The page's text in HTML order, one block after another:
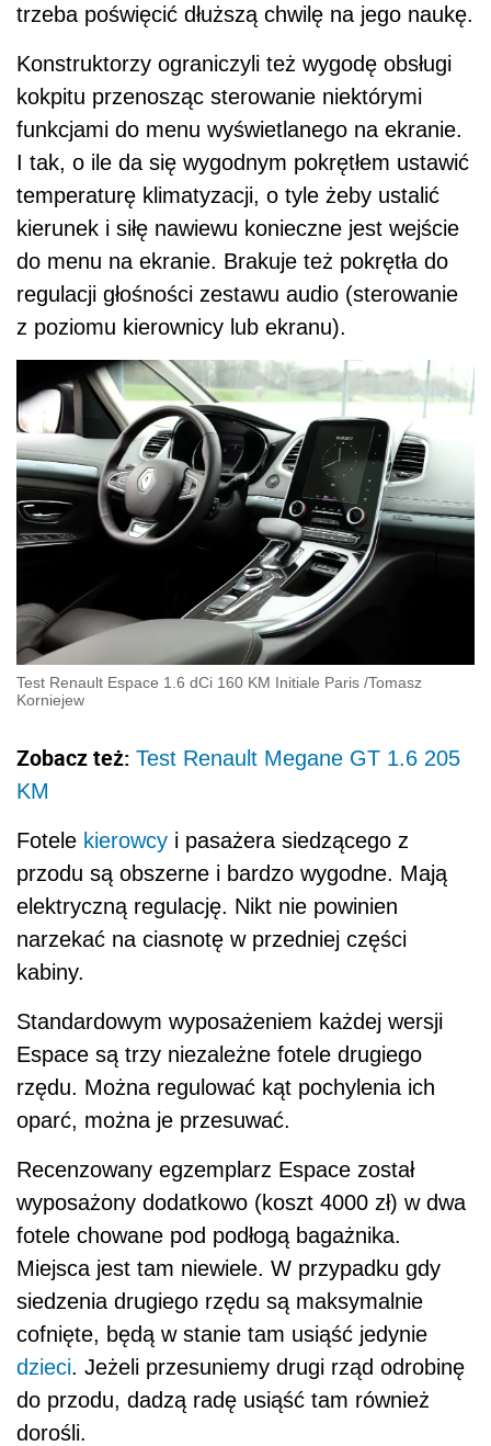
trzeba poświęcić dłuższą chwilę na jego naukę.
Konstruktorzy ograniczyli też wygodę obsługi
kokpitu przenosząc sterowanie niektórymi
funkcjami do menu wyświetlanego na ekranie.
I tak, o ile da się wygodnym pokrętłem ustawić
temperaturę klimatyzacji, o tyle żeby ustalić
kierunek i siłę nawiewu konieczne jest wejście
do menu na ekranie. Brakuje też pokrętła do
regulacji głośności zestawu audio (sterowanie
z poziomu kierownicy lub ekranu).
Test Renault Espace 1.6 dCi 160 KM Initiale Paris /Tomasz
Korniejew
Zobacz też: Test Renault Megane GT 1.6 205
KM
Fotele kierowcy i pasażera siedzącego z
przodu są obszerne i bardzo wygodne. Mają
elektryczną regulację. Nikt nie powinien
narzekać na ciasnotę w przedniej części
kabiny.
Standardowym wyposażeniem każdej wersji
Espace są trzy niezależne fotele drugiego
rzędu. Można regulować kąt pochylenia ich
oparć, można je przesuwać.
Recenzowany egzemplarz Espace został
wyposażony dodatkowo (koszt 4000 zł) w dwa
fotele chowane pod podłogą bagażnika.
Miejsca jest tam niewiele. W przypadku gdy
siedzenia drugiego rzędu są maksymalnie
cofnięte, będą w stanie tam usiąść jedynie
dzieci. Jeżeli przesuniemy drugi rząd odrobinę
do przodu, dadzą radę usiąść tam również
dorośli.